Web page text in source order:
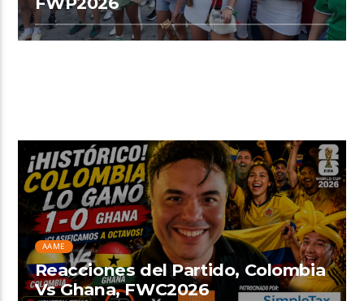
AAME
Reacciones del Partido, Colombia
Vs Ghana, FWC2026